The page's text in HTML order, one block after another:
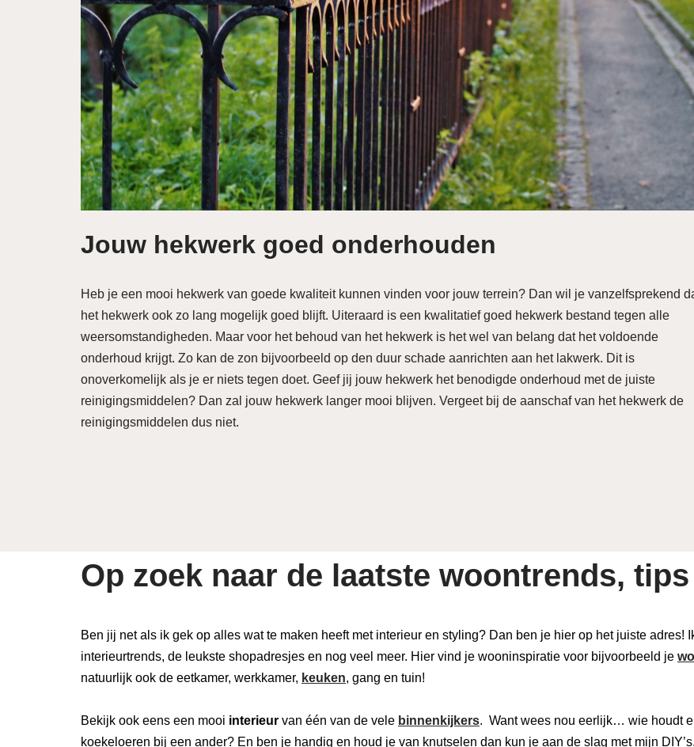
Jouw hekwerk goed onderhouden
Heb je een mooi hekwerk van goede kwaliteit kunnen vinden voor jouw terrein? Dan wil je vanzelfsprekend
het hekwerk ook zo lang mogelijk goed blijft. Uiteraard is een kwalitatief goed hekwerk bestand tegen alle
weersomstandigheden. Maar voor het behoud van het hekwerk is het wel van belang dat het voldoende
onderhoud krijgt. Zo kan de zon bijvoorbeeld op den duur schade aanrichten aan het lakwerk. Dit is
onoverkomelijk als je er niets tegen doet. Geef jij jouw hekwerk het benodigde onderhoud met de juiste
reinigingsmiddelen? Dan zal jouw hekwerk langer mooi blijven. Vergeet bij de aanschaf van het hekwerk de
reinigingsmiddelen dus niet.
Op zoek naar de laatste woontrends,
Ben jij net als ik gek op alles wat te maken heeft met interieur en styling? Dan ben je hier op het juiste adres!
interieurtrends, de leukste shopadresjes en nog veel meer. Hier vind je wooninspiratie voor bijvoorbeeld je
natuurlijk ook de eetkamer, werkkamer, keuken, gang en tuin!
Bekijk ook eens een mooi interieur van één van de vele binnenkijkers. Want wees nou eerlijk… wie houdt
koekeloeren bij een ander? En ben je handig en houd je van knutselen dan kun je aan de slag met mijn DIY’s.